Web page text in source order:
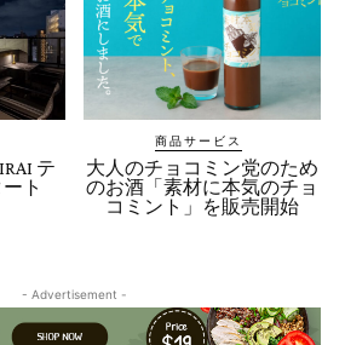
テ
ト
商品サービス
大人のチョコミン党のため
のお酒「素材に本気のチョ
コミント」を販売開始
- Advertisement -